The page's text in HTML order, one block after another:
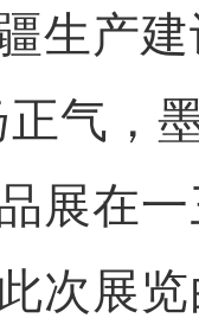
生产
气，
展在
次展